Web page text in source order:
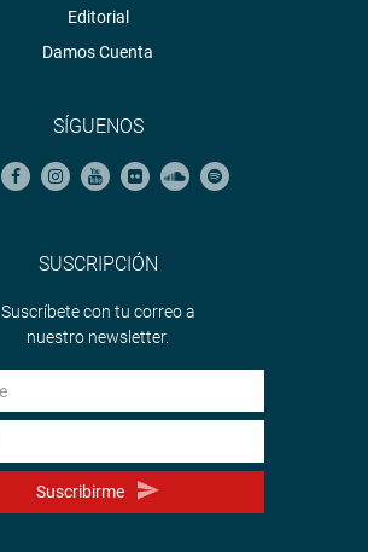
Editorial
Damos Cuenta
SÍGUENOS
SUSCRIPCIÓN
Suscríbete con tu correo a
nuestro newsletter.
Suscribirme